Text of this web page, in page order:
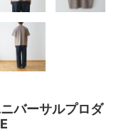
バーサルプロダ